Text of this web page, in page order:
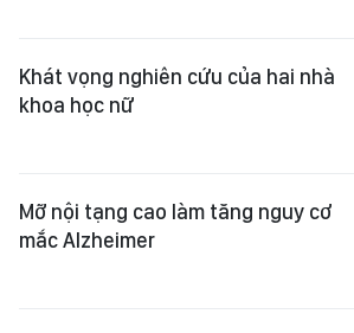
Khát vọng nghiên cứu của hai nhà
khoa học nữ
Mỡ nội tạng cao làm tăng nguy cơ
mắc Alzheimer